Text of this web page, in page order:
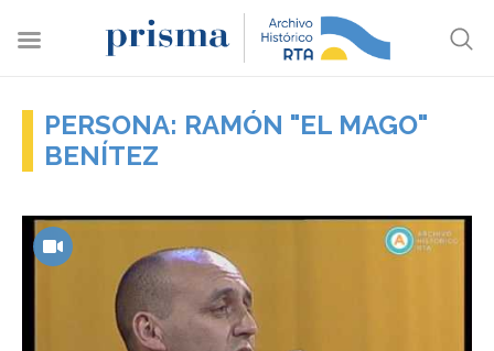
PERSONA: RAMÓN "EL MAGO"
BENÍTEZ